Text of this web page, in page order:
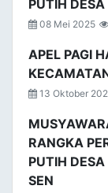
PUTIH
08 Mei 2025
APEL PAGI
13 Oktober
RANGKA
PUTIH
SEN